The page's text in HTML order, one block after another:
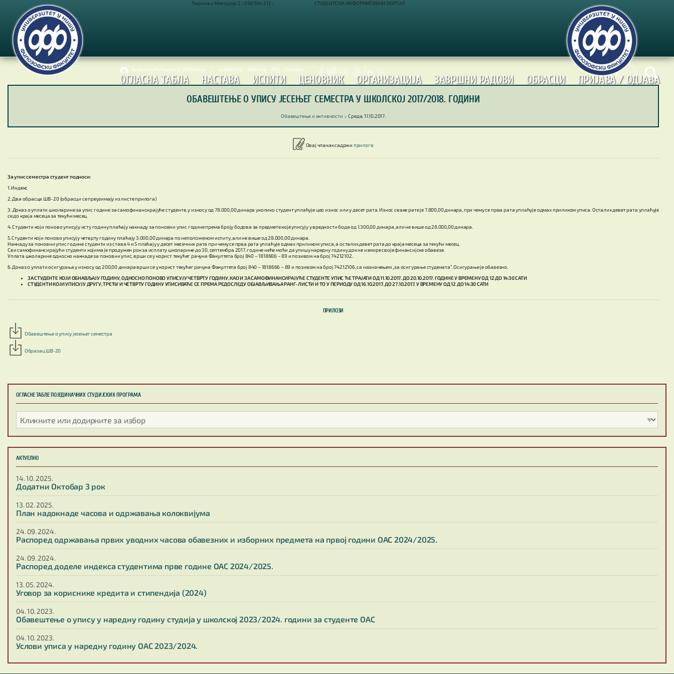
Ћирила и Методија 2 :: 018/514-312 :: СТУДЕНТСКИ ИНФОРМАТИВНИ ПОРТАЛ
Ћирила и Методија 2, 18105 Ниш е-ИНДЕКС Webmail FAQ Пријава ЋИР
ОГЛАСНА ТАБЛА НАСТАВА ИСПИТИ ЦЕНОВНИК ОРГАНИЗАЦИЈА ЗАВРШНИ РАДОВИ ОБРАСЦИ ПРИЈАВА / OДЈАВА
ОБАВЕШТЕЊЕ О УПИСУ ЈЕСЕЊЕГ СЕМЕСТРА У ШКОЛСКОЈ 2017/2018. ГОДИНИ
Обавештења и активности ::Среда, 11.10.2017.
Овај чланак садржи прилоге.
За упис семестра студент подноси:
1. Индекс
2. Два обрасца ШВ- 20 (обрасци се преузимају из листе прилога)
3. Доказ о уплати школарине за упис године за самофинансирајуће студенте, у износу од 78.000,00 динара уколико студент уплаћује цео износ или у десет рата. Износ сваке рате је 7.800,00 динара, при чему се прва рата уплаћује одмах приликом уписа. Осталих девет рата уплаћује
се до краја месеца за текући месец.
4. Студенти који поново уписују исту годину плаћају накнаду за поновни упис године према броју бодова за предмете које уписују у вредности бода од 1.300,00 динара, али не више од 28.000,00 динара.
5. Студенти који поново уписују четврту годину плаћају 3.000,00 динара по неположеном испиту, али не више од 28.000,00 динара.
Накнаду за поновни упис године студенти из става 4 и 5 плаћају у десет месечних рата при чему се прва рата уплаћује одмах приликом уписа, а осталих девет рата до краја месеца за текући месец.
Сви самофинансирајући студенти којима је продужен рок за исплату школарине до 30. септембра 2017. године неће моћи да упишу наредну годину док не измире своје финансијске обавезе.
Уплата школарине односно накнаде за поновни упис, врши се у корист текућег рачуна Факултета број 840 – 1818666 – 89 и позивом на број 74212102.
6. Доказ о уплати осигурања у износу од 200,00 динара врши се у корист текућег рачуна Факултета број 840 – 1818666 – 89 и позивом на број 74212106, са назначењем ,,за осигурање студената”. Осигурање је обавезно.
ЗА СТУДЕНТЕ КОЈИ ОБНАВЉАЈУ ГОДИНУ, ОДНОСНО ПОНОВО УПИСУЈУ ЧЕТВРТУ ГОДИНУ, КАО И ЗА САМОФИНАНСИРАЈУЋЕ СТУДЕНТЕ УПИС ЋЕ ТРАЈАТИ ОД 11.10.2017. ДО 20.10.2017. ГОДИНЕ У ВРЕМЕНУ ОД 12 ДО 14:30 САТИ
СТУДЕНТИ КОЈИ УПИСУЈУ ДРУГУ, ТРЕЋУ И ЧЕТВРТУ ГОДИНУ УПИСИВАЋЕ СЕ ПРЕМА РЕДОСЛЕДУ ОБЈАВЉИВАЊА РАНГ- ЛИСТИ И ТО У ПЕРИОДУ ОД 16.10.2017. ДО 27.10.2017. У ВРЕМЕНУ ОД 12 ДО 14:30 САТИ
ПРИЛОЗИ
Обавештење о упису јесењег семестра
Образац ШВ-20
ОГЛАСНЕ ТАБЛЕ ПОЈЕДИНАЧНИХ СТУДИЈСКИХ ПРОГРАМА
АКТУЕЛНО
14. 10. 2025.
Додатни Октобар 3 рок
13. 02. 2025.
План надокнаде часова и одржавања колоквијума
24. 09. 2024.
Распоред одржавања првих уводних часова обавезних и изборних предмета на првој години ОАС 2024/2025.
24. 09. 2024.
Распоред доделе индекса студентима прве године ОАС 2024/2025.
13. 05. 2024.
Уговор за кориснике кредита и стипендија (2024)
04. 10. 2023.
Обавештење о упису у наредну годину студија у школској 2023/2024. години за студенте ОАС
04. 10. 2023.
Услови уписа у наредну годину ОАС 2023/2024.